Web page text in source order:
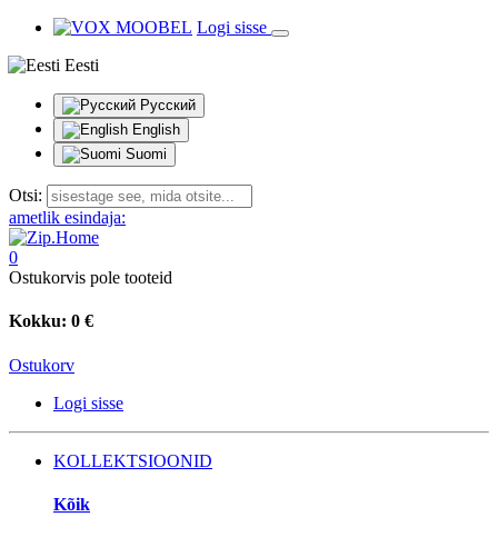
Logi sisse
Eesti
Русский
English
Suomi
Otsi:
ametlik esindaja:
0
Ostukorvis pole tooteid
Kokku: 0 €
Ostukorv
Logi sisse
KOLLEKTSIOONID
Kõik